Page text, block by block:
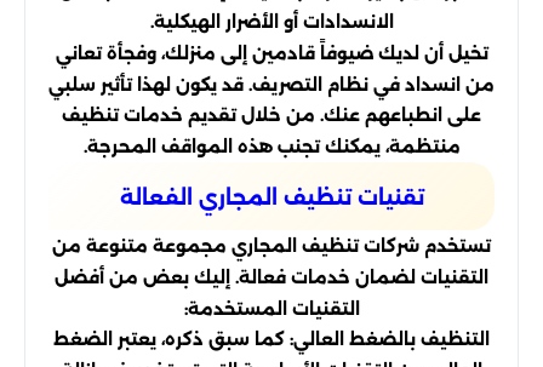
الانسدادات أو الأضرار الهيكلية.
تخيل أن لديك ضيوفاً قادمين إلى منزلك، وفجأة تعاني
من انسداد في نظام التصريف. قد يكون لهذا تأثير سلبي
على انطباعهم عنك. من خلال تقديم خدمات تنظيف
منتظمة، يمكنك تجنب هذه المواقف المحرجة.
تقنيات تنظيف المجاري الفعالة
تستخدم شركات تنظيف المجاري مجموعة متنوعة من
التقنيات لضمان خدمات فعالة. إليك بعض من أفضل
التقنيات المستخدمة:
التنظيف بالضغط العالي: كما سبق ذكره، يعتبر الضغط